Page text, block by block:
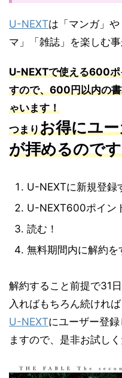
U-NEXTは「マンガ」
マ」「雑誌」を楽しむ
U-NEXTで使える600
すので、600円以内の
ゃいます！
つまりお得にユ
が拝めるので
U-NEXTに新規登録
U-NEXT600ポイン
読む！
無料期間内に解約を
解約すること前提で31
入ればもちろん続ければ
U-NEXTにユーザー登
ますので、是非お試しく